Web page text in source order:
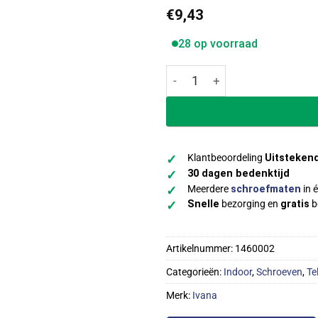
€9,43
28 op voorraad
Ivana Tellerkopschroeven
✓ Klantbeoordeling
✓ 30 dagen bedenktijd
✓ Meerdere schroefmaten in
✓ Snelle bezorging en gratis
Artikelnummer: 1460002
Categorieën: Indoor,Schroeven,
Merk: Ivana